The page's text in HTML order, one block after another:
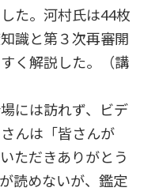
た。河村氏は44枚
識と第３次再審開
く解説した。（講
には訪れず、ビデ
んは「皆さんが
ただきありがとう
読めないが、鑑定